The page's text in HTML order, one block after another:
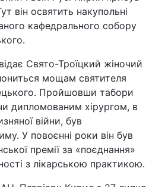
він освятить накупольні
кафедрального собору
Свято-Троїцкий жіночий
мощам святителя
Пройшовши табори
дипломованим хірургом, в
війни, був
У повоєнні роки він був
премії за «поєднання»
з лікарською практикою.